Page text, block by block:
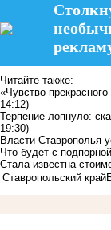
Читайте также:
«Чувство
14:12)
Терпение лопнуло:
19:30)
Власти Ставрополья
Что будет с
Стала известна
Ставропольский край